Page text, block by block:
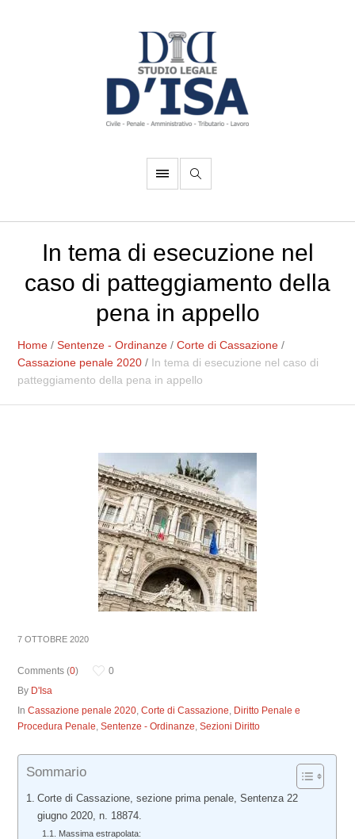
In tema di esecuzione nel
caso di patteggiamento della
pena in appello
Home /Sentenze - Ordinanze /Corte di Cassazione /
Cassazione penale 2020 / In tema di esecuzione nel caso di
patteggiamento della pena in appello
7 OTTOBRE 2020
Comments (0)
0
By D'Isa
InCassazione penale 2020,Corte di Cassazione, Diritto Penale e
Procedura Penale,Sentenze - Ordinanze,Sezioni Diritto
Sommario
Corte di Cassazione, sezione prima penale, Sentenza 22
giugno 2020, n. 18874.
Massima estrapolata: